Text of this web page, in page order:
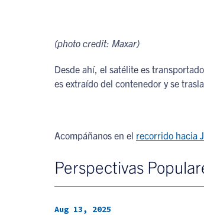
(photo credit: Maxar)
Desde ahí, el satélite es
es extraído del contenedor y se
Acompáñanos en el recorrido hacia
Perspectivas
Aug 13, 2025